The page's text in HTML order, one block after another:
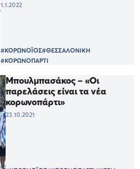
1.1.2022
#ΚΟΡΩΝΟΪΟΣ#ΘΕΣΣΑΛΟΝΙΚΗ
#ΚΟΡΩΝΟΠΑΡΤΙ
Μπουλμπασάκος – «Οι
παρελάσεις είναι τα νέα
κορωνοπάρτι»
23.10.2021